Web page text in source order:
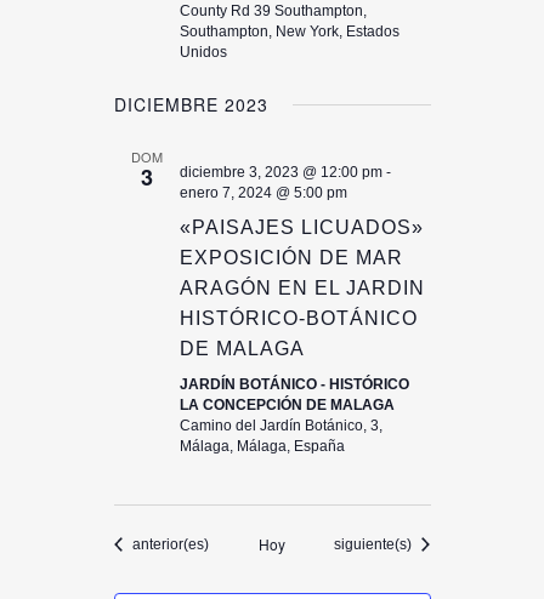
County Rd 39 Southampton,
Southampton, New York, Estados
Unidos
DICIEMBRE 2023
DOM
3 diciembre 3, 2023 @ 12:00 pm-
enero 7, 2024 @ 5:00 pm
«PAISAJES LICUADOS»
EXPOSICIÓN DE MAR
ARAGÓN EN EL JARDIN
HISTÓRICO-BOTÁNICO
DE MALAGA
JARDÍN BOTÁNICO - HISTÓRICO
LA CONCEPCIÓN DE MALAGA
Camino del Jardín Botánico, 3,
Málaga, Málaga, España
Eventos
anterior(es) Hoy Eventos
siguiente(s)